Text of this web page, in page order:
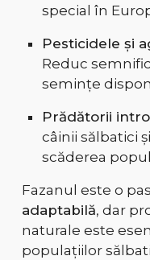
special în
Pesticidele și
Reduc
semințe
Prădătorii
câinii sălbatici
scăderea
Fazanul este o
adaptabilă, dar
naturale este
populațiilor